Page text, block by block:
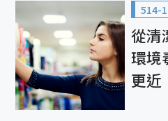
514-1
從清
環境
更近